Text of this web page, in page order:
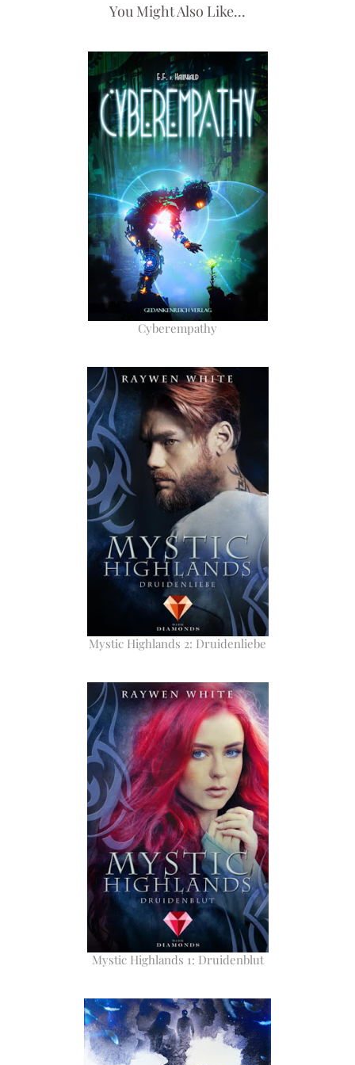
You Might Also Like...
Cyberempathy
Mystic Highlands 2: Druidenliebe
Mystic Highlands 1: Druidenblut